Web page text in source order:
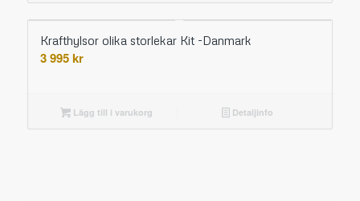
Krafthylsor olika storlekar Kit -Danmark
3 995kr
Lägg till i varukorg Detaljinfo